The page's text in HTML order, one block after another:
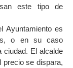
este tipo de
Ayuntamiento es
o en su caso
ciudad. El alcalde
precio se dispara,